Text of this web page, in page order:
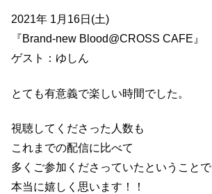
2021年 1月16日(土)
『Brand-new Blood@CROSS CAFE』
ゲスト：ゆしん
とても有意義で楽しい時間でした。
視聴してくださった人数も
これまでの配信に比べて
多くご参加くださっていたということで
本当に嬉しく思います！！